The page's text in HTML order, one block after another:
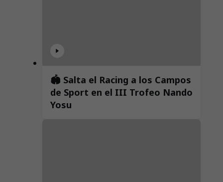
🏟️ Salta el Racing a los Campos
de Sport en el III Trofeo Nando
Yosu